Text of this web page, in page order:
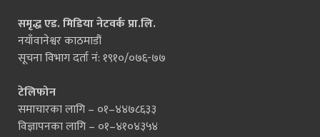
समृद्ध एड. मिडिया नेटवर्क प्रा.लि.
नयाँवानेश्वर काठमाडौं
सूचना विभाग दर्ता नं: १९१०/०७६-७७
टेलिफोन
समाचारका लागि – ०१–४४७८६३३
विज्ञापनका लागि – ०१–४१०४३५४